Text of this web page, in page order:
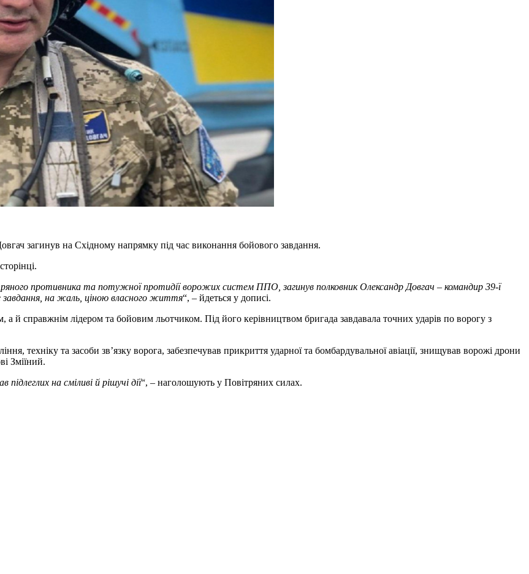
загинув на Східному напрямку під час виконання бойового завдання.
противника та потужної протидії ворожих систем ППО, загинув полковник Олександр Довгач – командир 39-ї
завдання, на жаль, ціною власного життя“, – йдеться у дописі.
й справжнім лідером та бойовим льотчиком. Під його керівництвом бригада завдавала точних ударів по ворогу з
техніку та засоби зв’язку ворога, забезпечував прикриття ударної та бомбардувальної авіації, знищував ворожі дрони
Зміїний.
на сміливі й рішучі дії“, – наголошують у Повітряних силах.